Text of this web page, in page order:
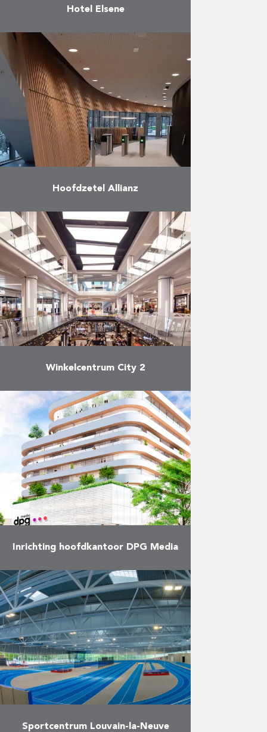
Hotel Elsene
Duchêne startte in augustus 2018
in opdracht van Parc Louise met
de bouw van een hotel met 140
kamers in het centrum van Elsene.
Het …
Meer
Hoofdzetel Allianz
Allianz verhuisde in februari 2020
haar hoofdzetel in de Benelux van
het Brouckèreplein naar de
Brusselse Noordwijk. De
verzekeraar nam haar intrek in één
van …
Meer
Winkelcentrum City 2
Na een ingrijpende renovatie van
meer dan twee jaar opende het
Brusselse winkelcentrum City 2
eind september officieel opnieuw
haar deuren. City 2 is gelegen …
Meer
Inrichting hoofdkantoor DPG Media
DPG Media, de nieuwe naam van
het eengemaakte bedrijf van
Medialaan (VTM, Q-Music) en De
Persgroep Publishing (Humo, Het
Laatste Nieuws, De Morgen), nam
in …
Meer
Sportcentrum Louvain-la-Neuve